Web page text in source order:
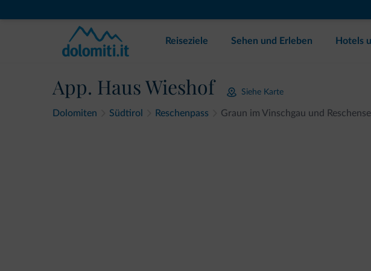
Reiseziele Sehen und Erleben Hotels
App. Haus Wieshof Siehe Karte
Dolomiten Südtirol Reschenpass Graun im Vinschgau und